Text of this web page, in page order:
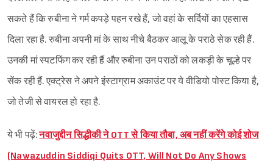
सकते हैं कि रुबीना ने गर्म कपड़े पहन रखे हैं, जो वहां के सर्दियों का एहसास
दिला रहा है. रुबीना अपनी मां के साथ नीचे बैठकर आलू के पराठे सेक रही हैं.
उनकी मां स्पटफिंग कर रही हैं और रुबीना उन पराठों को लकड़ी के चूल्हे पर
सेंक रही हैं. एक्ट्रेस ने अपने इंस्टाग्राम अकाउंट पर ये वीडियो पोस्ट किया है,
जो तेजी से वायरल हो रहा है.
ये भी पढ़ें:नवाजुद्दीन सिद्धीकी ने OTT से किया तौबा, अब नहीं करेंगे कोई शोज
(Nawazuddin Siddiqi Quits OTT, Will Not Do Any Shows